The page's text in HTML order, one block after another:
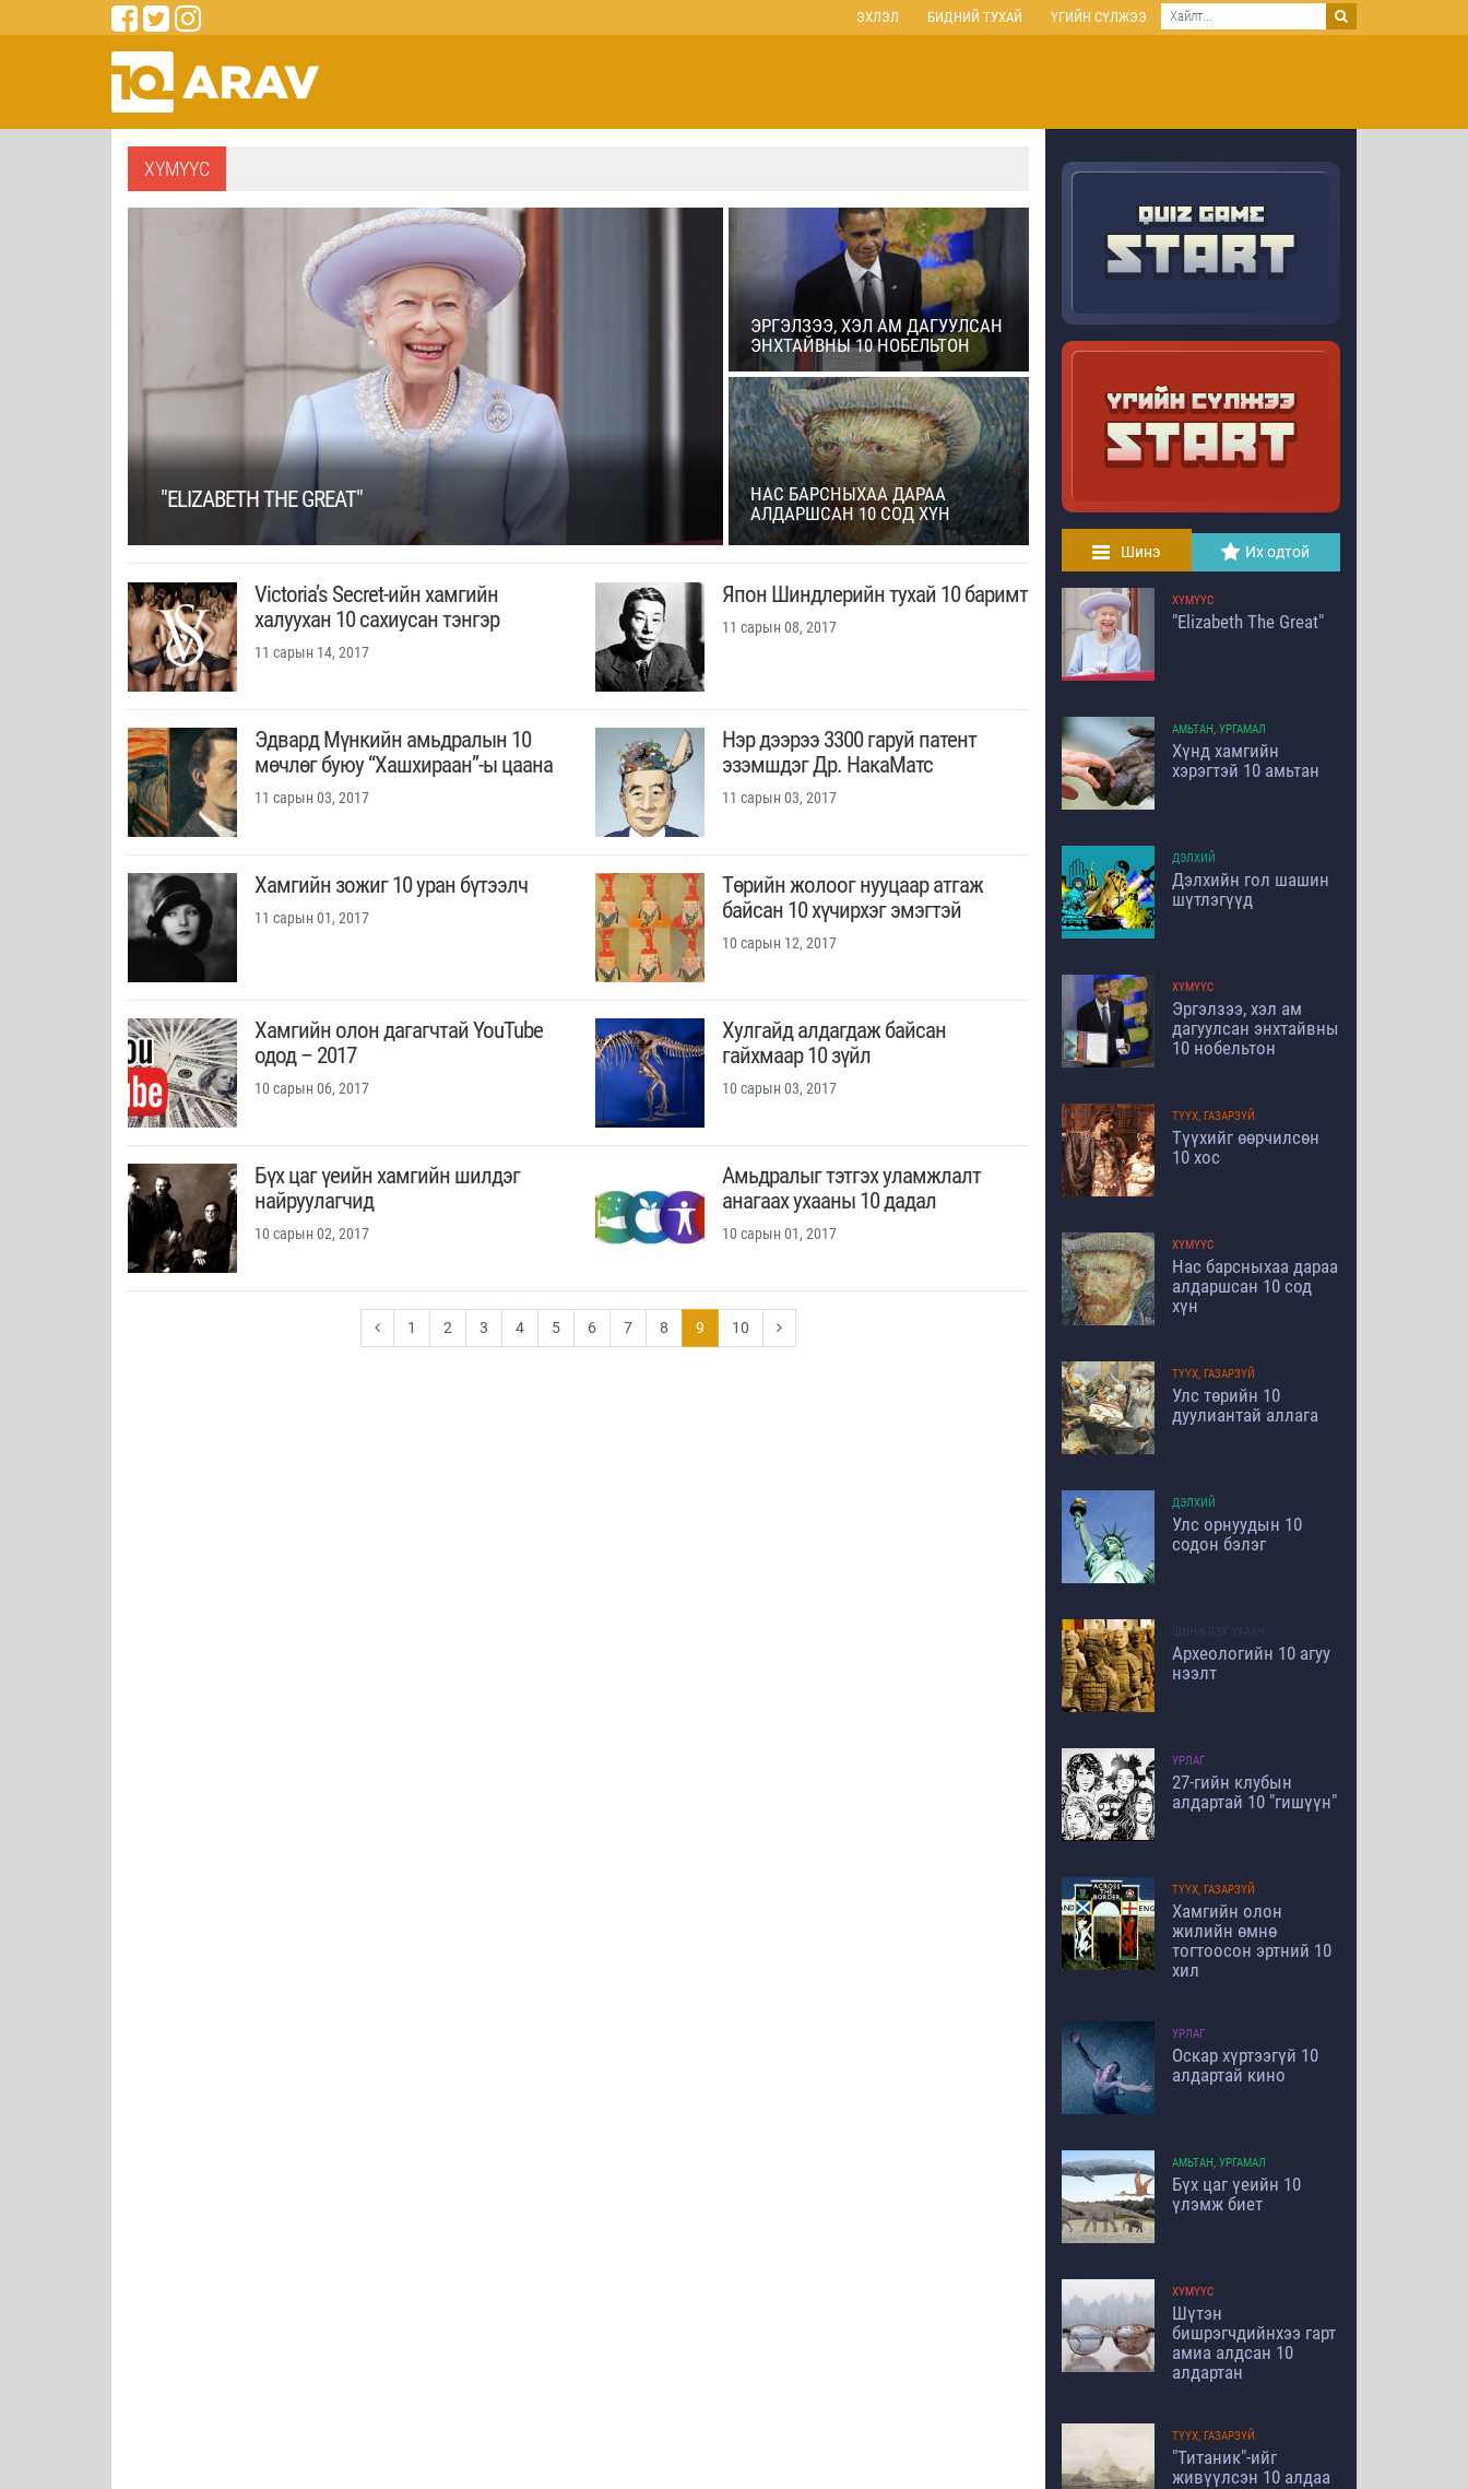
ЭХЛЭЛ БИДНИЙ ТУХАЙ ҮГИЙН СҮЛЖЭЭ
ХҮМҮҮС
"ELIZABETH THE GREAT"
ЭРГЭЛЗЭЭ, ХЭЛ АМ ДАГУУЛСАН
ЭНХТАЙВНЫ 10 НОБЕЛЬТОН
НАС БАРСНЫХАА ДАРАА
АЛДАРШСАН 10 СОД ХҮН
Victoria’s Secret-ийн хамгийн
халуухан 10 сахиусан тэнгэр
11 сарын 14, 2017
Япон Шиндлерийн тухай 10 баримт
11 сарын 08, 2017
Эдвард Мүнкийн амьдралын 10
мөчлөг буюу “Хашхираан”-ы цаана
11 сарын 03, 2017
Нэр дээрээ 3300 гаруй патент
эзэмшдэг Др. НакаМатс
11 сарын 03, 2017
Хамгийн зожиг 10 уран бүтээлч
11 сарын 01, 2017
Төрийн жолоог нууцаар атгаж
байсан 10 хүчирхэг эмэгтэй
10 сарын 12, 2017
Хамгийн олон дагагчтай YouTube
одод – 2017
10 сарын 06, 2017
Хулгайд алдагдаж байсан
гайхмаар 10 зүйл
10 сарын 03, 2017
Бүх цаг үеийн хамгийн шилдэг
найруулагчид
10 сарын 02, 2017
Амьдралыг тэтгэх уламжлалт
анагаах ухааны 10 дадал
10 сарын 01, 2017
1 2 3 4 5 6 7 8 9 10
Шинэ Их одтой
ХҮМҮҮС
"Elizabeth The Great"
АМЬТАН, УРГАМАЛ
Хүнд хамгийн
хэрэгтэй 10 амьтан
ДЭЛХИЙ
Дэлхийн гол шашин
шүтлэгүүд
ХҮМҮҮС
Эргэлзээ, хэл ам
дагуулсан энхтайвны
10 нобельтон
ТҮҮХ, ГАЗАРЗҮЙ
Түүхийг өөрчилсөн
10 хос
ХҮМҮҮС
Нас барсныхаа дараа
алдаршсан 10 сод
хүн
ТҮҮХ, ГАЗАРЗҮЙ
Улс төрийн 10
дуулиантай аллага
ДЭЛХИЙ
Улс орнуудын 10
содон бэлэг
ШИНЖЛЭХ УХААН
Археологийн 10 агуу
нээлт
УРЛАГ
27-гийн клубын
алдартай 10 "гишүүн"
ТҮҮХ, ГАЗАРЗҮЙ
Хамгийн олон
жилийн өмнө
тогтоосон эртний 10
хил
УРЛАГ
Оскар хүртээгүй 10
алдартай кино
АМЬТАН, УРГАМАЛ
Бүх цаг үеийн 10
үлэмж биет
ХҮМҮҮС
Шүтэн
бишрэгчдийнхээ гарт
амиа алдсан 10
алдартан
ТҮҮХ, ГАЗАРЗҮЙ
"Титаник"-ийг
живүүлсэн 10 алдаа